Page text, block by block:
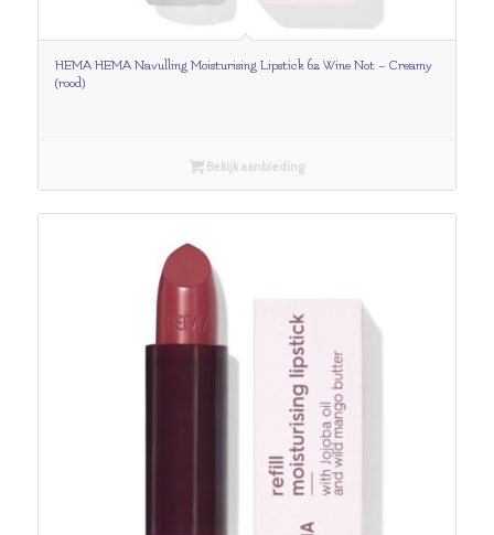
HEMA HEMA Navulling Moisturising Lipstick 62 Wine Not – Creamy
(rood)
Bekijk aanbieding